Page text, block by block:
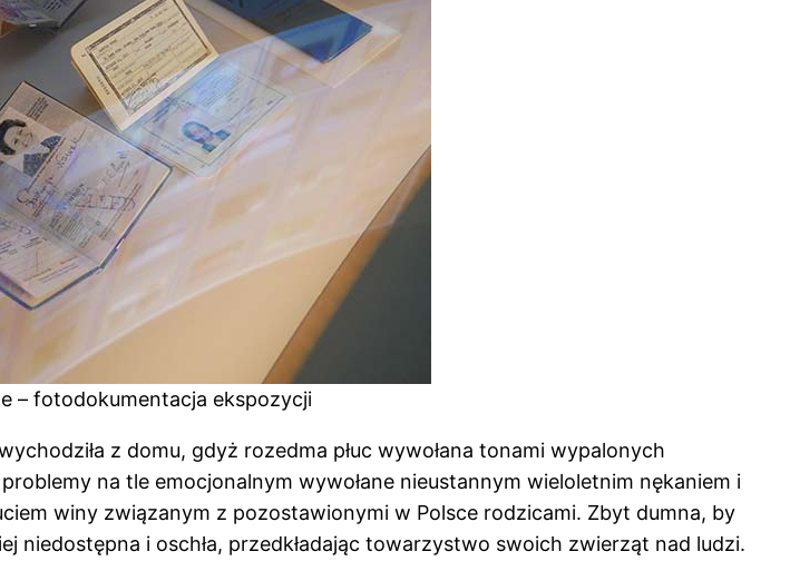
– fotodokumentacja ekspozycji
z domu, gdyż rozedma płuc wywołana tonami wypalonych
na tle emocjonalnym wywołane nieustannym wieloletnim nękaniem i
winy związanym z pozostawionymi w Polsce rodzicami. Zbyt dumna, by
niedostępna i oschła, przedkładając towarzystwo swoich zwierząt nad ludzi.